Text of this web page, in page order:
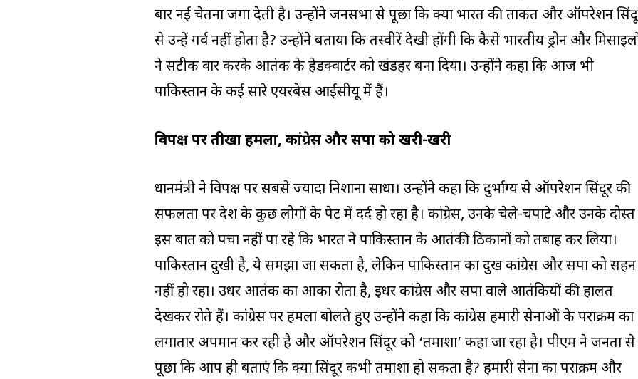
बार नई चेतना जगा देती है। उन्होंने जनसभा से पूछा कि क्या भारत की ताकत और ऑपरेशन
से उन्हें गर्व नहीं होता है? उन्होंने बताया कि तस्वीरें देखी होंगी कि कैसे भारतीय ड्रोन और
ने सटीक वार करके आतंक के हेडक्वार्टर को खंडहर बना दिया। उन्होंने कहा कि आज भी
पाकिस्तान के कई सारे एयरबेस आईसीयू में हैं।
विपक्ष पर तीखा हमला, कांग्रेस और सपा को खरी-खरी
प्रधानमंत्री ने विपक्ष पर सबसे ज्यादा निशाना साधा। उन्होंने कहा कि दुर्भाग्य से ऑपरेशन सिंदूर की
सफलता पर देश के कुछ लोगों के पेट में दर्द हो रहा है। कांग्रेस, उनके चेले-चपाटे और उनके दोस्त
इस बात को पचा नहीं पा रहे कि भारत ने पाकिस्तान के आतंकी ठिकानों को तबाह कर लिया।
पाकिस्तान दुखी है, ये समझा जा सकता है, लेकिन पाकिस्तान का दुख कांग्रेस और सपा को सहन
नहीं हो रहा। उधर आतंक का आका रोता है, इधर कांग्रेस और सपा वाले आतंकियों की हालत
देखकर रोते हैं। कांग्रेस पर हमला बोलते हुए उन्होंने कहा कि कांग्रेस हमारी सेनाओं के पराक्रम का
लगातार अपमान कर रही है और ऑपरेशन सिंदूर को ‘तमाशा’ कहा जा रहा है। पीएम ने जनता से
पूछा कि आप ही बताएं कि क्या सिंदूर कभी तमाशा हो सकता है? हमारी सेना का पराक्रम और